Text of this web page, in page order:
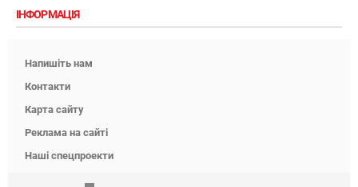
ІНФОРМАЦІЯ
Напишіть нам
Контакти
Карта сайту
Реклама на сайті
Наші спецпроекти